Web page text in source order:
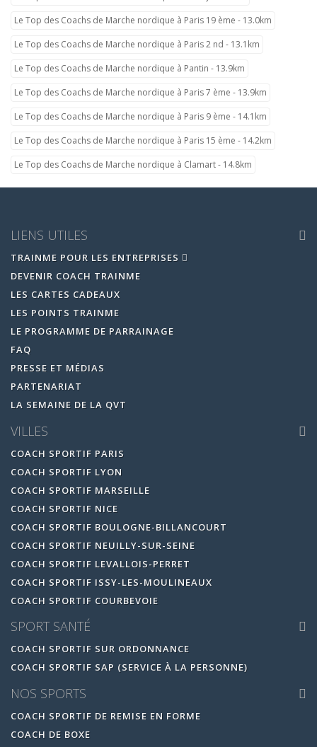
Le Top des Coachs de Marche nordique à Paris 19 ème - 13.0km
Le Top des Coachs de Marche nordique à Paris 2 nd - 13.1km
Le Top des Coachs de Marche nordique à Pantin - 13.9km
Le Top des Coachs de Marche nordique à Paris 7 ème - 13.9km
Le Top des Coachs de Marche nordique à Paris 9 ème - 14.1km
Le Top des Coachs de Marche nordique à Paris 15 ème - 14.2km
Le Top des Coachs de Marche nordique à Clamart - 14.8km
LIENS UTILES
TRAINME POUR LES ENTREPRISES
DEVENIR COACH TRAINME
LES CARTES CADEAUX
LES POINTS TRAINME
LE PROGRAMME DE PARRAINAGE
FAQ
PRESSE ET MÉDIAS
PARTENARIAT
LA SEMAINE DE LA QVT
VILLES
COACH SPORTIF PARIS
COACH SPORTIF LYON
COACH SPORTIF MARSEILLE
COACH SPORTIF NICE
COACH SPORTIF BOULOGNE-BILLANCOURT
COACH SPORTIF NEUILLY-SUR-SEINE
COACH SPORTIF LEVALLOIS-PERRET
COACH SPORTIF ISSY-LES-MOULINEAUX
COACH SPORTIF COURBEVOIE
SPORT SANTÉ
COACH SPORTIF SUR ORDONNANCE
COACH SPORTIF SAP (SERVICE À LA PERSONNE)
NOS SPORTS
COACH SPORTIF DE REMISE EN FORME
COACH DE BOXE